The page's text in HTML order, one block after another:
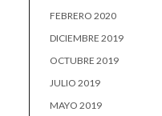
FEBRERO 2020
DICIEMBRE 2019
OCTUBRE 2019
JULIO 2019
MAYO 2019